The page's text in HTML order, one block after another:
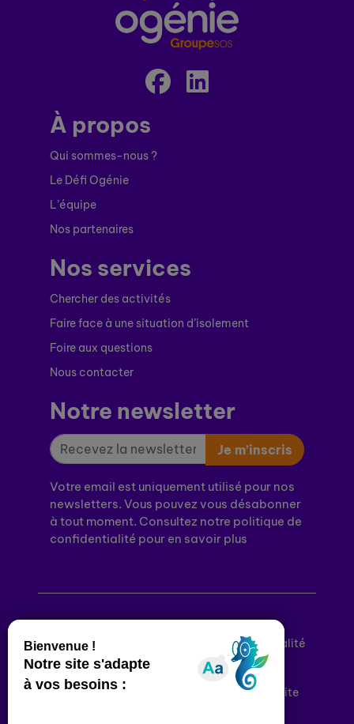
À propos
Qui sommes-nous ?
Le Défi Ogénie
L’équipe
Nos partenaires
Nos services
Chercher des activités
Faire face à une situation d’isolement
Foire aux questions
Nous contacter
Notre newsletter
Je m’inscris
Votre email est uniquement utilisé pour nos
newsletters. Vous pouvez vous désabonner
à tout moment. Consultez notre politique de
confidentialité pour en savoir plus
Mentions légales
Politique de confidentialité
Conditions générales d’utilisation
Déclaration d’accessibilité
Plan du site